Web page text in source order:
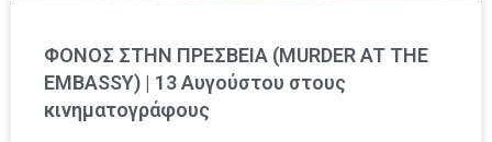
ΦΟΝΟΣ ΣΤΗΝ ΠΡΕΣΒΕΙΑ (MURDER AT THE
EMBASSY) | 13 Αυγούστου στους
κινηματογράφους